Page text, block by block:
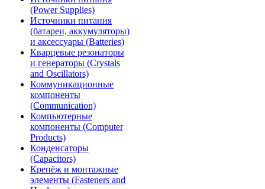
(Power Supplies)
Источники питания
(батареи, аккумуляторы)
и аксессуары (Batteries)
Кварцевые резонаторы
и генераторы (Crystals
and Oscillators)
Коммуникационные
компоненты
(Communication)
Компьютерные
компоненты (Computer
Products)
Конденсаторы
(Capacitors)
Крепёж и монтажные
элементы (Fasteners and